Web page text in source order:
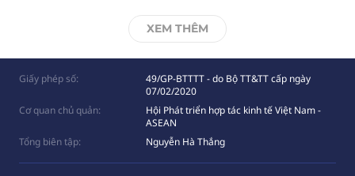
XEM THÊM
Giấy phép số:
49/GP-BTTTT - do Bộ TT&TT cấp ngày
07/02/2020
Cơ quan chủ quản:
Hội Phát triển hợp tác kinh tế Việt Nam -
ASEAN
Tổng biên tập:
Nguyễn Hà Thắng